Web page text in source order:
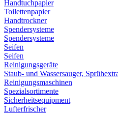
Handtuchpapier
Toilettenpapier
Handtrockner
Spendersysteme
Spendersysteme
Seifen
Seifen
Reinigungsgeräte
Staub- und Wassersauger,
Reinigungsmaschinen
Spezialsortimente
Sicherheitsequipment
Lufterfrischer